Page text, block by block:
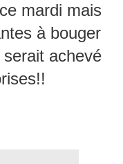
mardi mais
à bouger
achevé